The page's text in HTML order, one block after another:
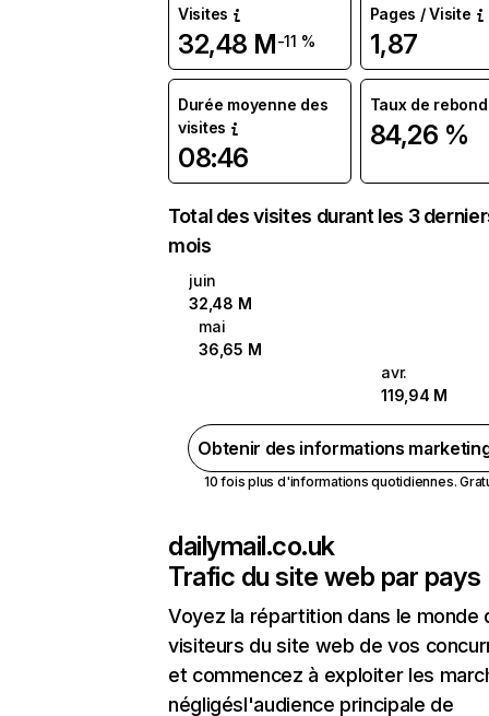
Visites
32,48 M-11 %
Pages / Visite
1,87
Durée moyenne des
visites
08:46
Taux de rebond
84,26 %
Total des visites durant les 3
mois
juin
32,48 M
mai
36,65 M
avr.
119,94 M
Obtenir des informations
10 fois plus d'informations quotidiennes.
dailymail.co.uk
Trafic du site web par pays
Voyez la répartition dans le monde
visiteurs du site web de vos
et commencez à exploiter les
négligésl'audience principale de